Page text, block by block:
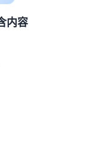
内容